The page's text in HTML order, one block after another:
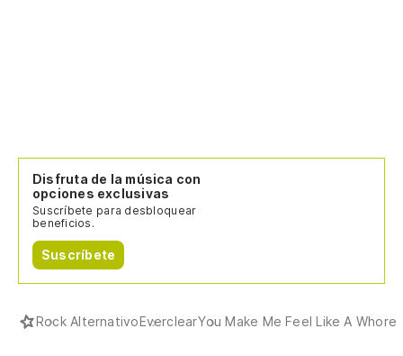
Disfruta de la música con
opciones exclusivas
Suscríbete para desbloquear
beneficios.
Suscríbete
Rock AlternativoEverclearYou Make Me Feel Like A Whore